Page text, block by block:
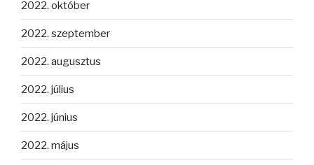
2022. október
2022. szeptember
2022. augusztus
2022. július
2022. június
2022. május